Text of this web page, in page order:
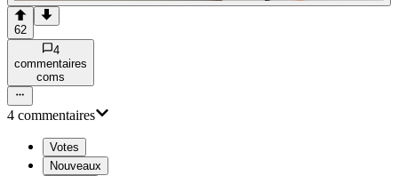
62
4
commentaires
coms
4 commentaires
Votes
Nouveaux